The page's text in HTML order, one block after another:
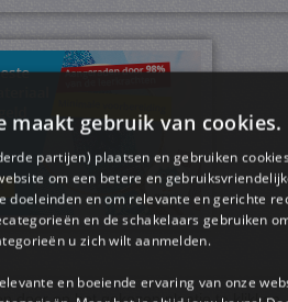
maakt gebruik van cookies.
partijen) plaatsen en gebruiken
om een ​​betere en
doeleinden en om relevante en gerichte
en de schakelaars gebruiken
u zich wilt aanmelden.
en boeiende ervaring van onze